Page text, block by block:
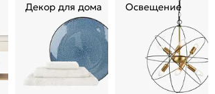
Декор для дома Освещение